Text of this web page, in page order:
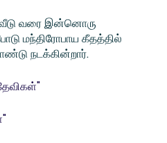
வீடு வரை இன்னொரு
மந்திரோபாய கீதத்தில்
நடக்கின்றார்.